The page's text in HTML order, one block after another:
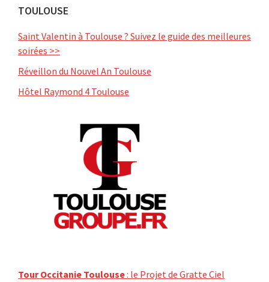
TOULOUSE
Saint Valentin à Toulouse ? Suivez le guide des meilleures
soirées >>
Réveillon du Nouvel An Toulouse
Hôtel Raymond 4 Toulouse
Tour Occitanie Toulouse: le Projet de Gratte Ciel